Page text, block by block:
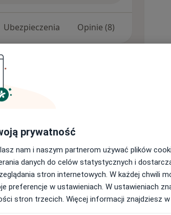
Ubezpieczenia Opinie (8)
w tym zaburzeń
a także innych
problemy z koncentracją i
problemów
dlatego staram się
i dobieramy leczenie
czuł się wysłuchany i
do realizacji na co dzień.
prywatność
nam i naszym partnerom używać plików
danych do celów statystycznych i
stron internetowych. W każdej chwili
preferencje w ustawieniach. W ustawieniach
stron trzecich. Więcej informacji znajdziesz w